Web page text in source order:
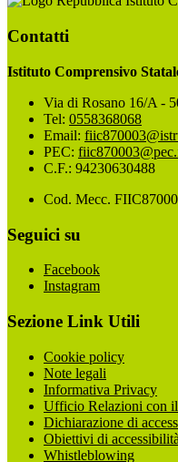
Contatti
Istituto Comprensivo
Via di Rosano 16/A -
Tel: 0558368068
Email:
PEC:
C.F.: 94230630488
Cod. Mecc.
Seguici su
Facebook
Instagram
Sezione Link Utili
Cookie policy
Note legali
Informativa Privacy
Ufficio Relazioni con
Dichiarazione di
Obiettivi di accessibilità
Whistleblowing